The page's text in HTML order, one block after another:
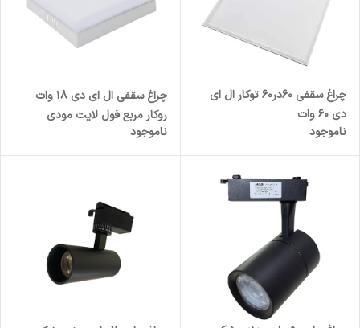
چراغ سقفی 60در60 توکار ال ای
دی 60 وات
ناموجود
چراغ سقفی ال ای دی 18 وات
روکار مربع فول لایت مودی
ناموجود